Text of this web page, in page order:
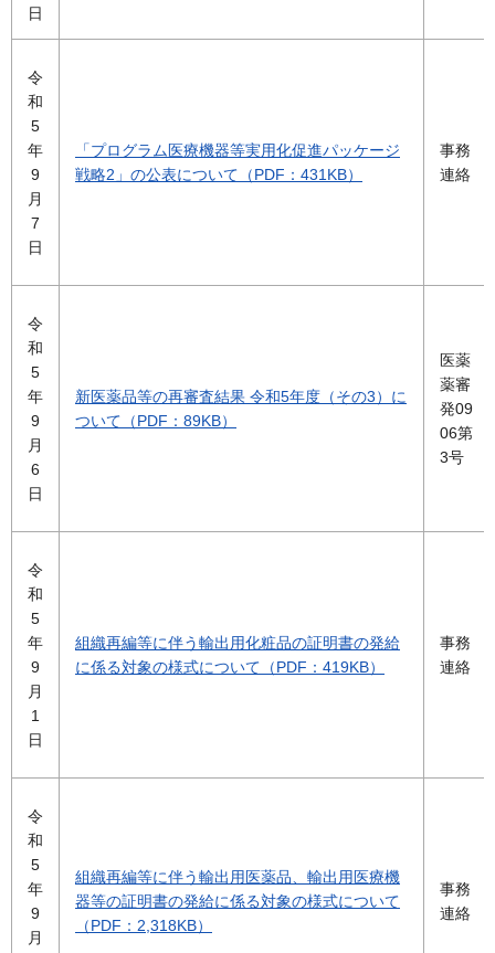
日
令
和
5
年
9
月
7
日
「プログラム医療機器等実用化促進パッケージ
戦略2」の公表について（PDF：431KB）
事務
連絡
令
和
5
年
9
月
6
日
新医薬品等の再審査結果 令和5年度（その3）に
ついて（PDF：89KB）
医薬
薬審
発09
06第
3号
令
和
5
年
9
月
1
日
組織再編等に伴う輸出用化粧品の証明書の発給
に係る対象の様式について（PDF：419KB）
事務
連絡
令
和
5
年
9
月
組織再編等に伴う輸出用医薬品、輸出用医療機
器等の証明書の発給に係る対象の様式について
（PDF：2,318KB）
事務
連絡